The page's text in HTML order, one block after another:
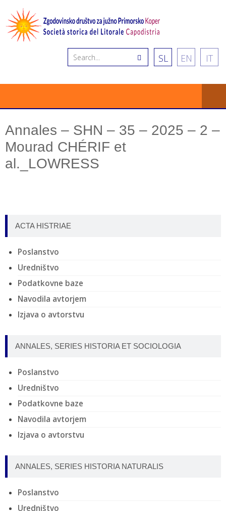
SL EN IT
Annales – SHN – 35 – 2025 – 2 –
Mourad CHÉRIF et
al._LOWRESS
ACTA HISTRIAE
Poslanstvo
Uredništvo
Podatkovne baze
Navodila avtorjem
Izjava o avtorstvu
ANNALES, SERIES HISTORIA ET SOCIOLOGIA
Poslanstvo
Uredništvo
Podatkovne baze
Navodila avtorjem
Izjava o avtorstvu
ANNALES, SERIES HISTORIA NATURALIS
Poslanstvo
Uredništvo